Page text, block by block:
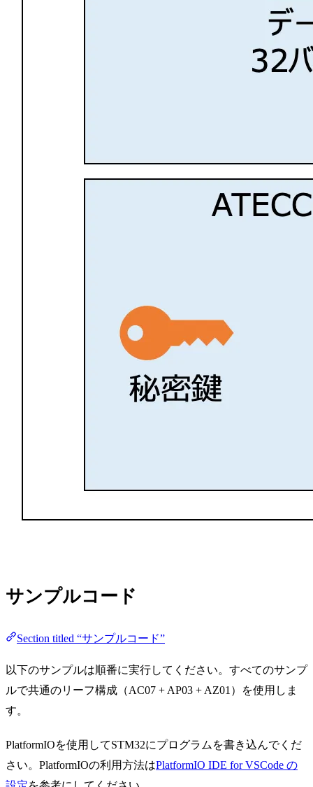
サンプルコード
Section titled “サンプルコード”
以下のサンプルは順番に実行してください。すべてのサンプ
ルで共通のリーフ構成（AC07 + AP03 + AZ01）を使用しま
す。
PlatformIOを使用してSTM32にプログラムを書き込んでくだ
さい。PlatformIOの利用方法はPlatformIO IDE for VSCode の